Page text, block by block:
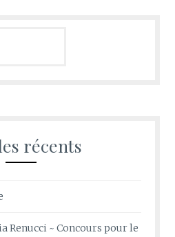
récents
Renucci ~ Concours pour le